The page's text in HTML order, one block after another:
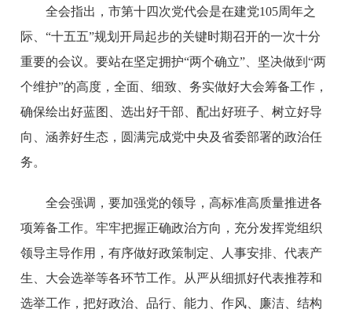
全会指出，市第十四次党代会是在建党105周年之
际、“十五五”规划开局起步的关键时期召开的一次十分
重要的会议。要站在坚定拥护“两个确立”、坚决做到“两
个维护”的高度，全面、细致、务实做好大会筹备工作，
确保绘出好蓝图、选出好干部、配出好班子、树立好导
向、涵养好生态，圆满完成党中央及省委部署的政治任
务。
全会强调，要加强党的领导，高标准高质量推进各
项筹备工作。牢牢把握正确政治方向，充分发挥党组织
领导主导作用，有序做好政策制定、人事安排、代表产
生、大会选举等各环节工作。从严从细抓好代表推荐和
选举工作，把好政治、品行、能力、作风、廉洁、结构